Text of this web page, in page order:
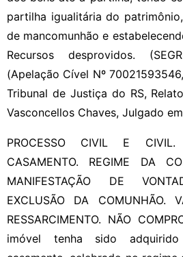
partilha igualitária do
de mancomunhão e
Recursos desprovidos.
(Apelação Cível Nº
Tribunal de Justiça do RS,
Vasconcellos Chaves, Julgado
PROCESSO CIVIL E CIVIL.
CASAMENTO. REGIME DA
MANIFESTAÇÃO DE
EXCLUSÃO DA COMUNHÃO.
RESSARCIMENTO. NÃO
imóvel tenha sido